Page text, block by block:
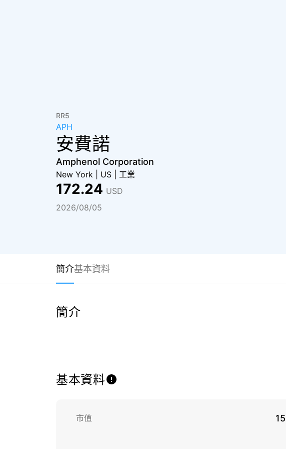
RR5
APH
安費諾
Amphenol Corporation
New York US 工業
172.24 USD
2026/08/05
簡介基本資料
簡介
基本資料
市值